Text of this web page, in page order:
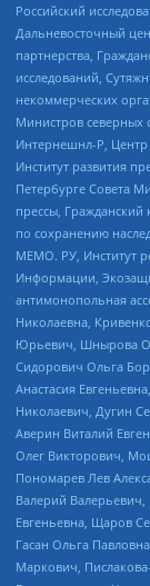
Российский
Дальневосточный
партнерства,
исследований,
некоммерческих
Министров северных
Интернешнл-Р,
Институт развития
Петербурге Совета
прессы,
по сохранению
МЕМО. РУ, Институт
Информации,
антимонопольная
Николаевна,
Юрьевич, Шнырова
Сидорович Ольга
Анастасия
Николаевич, Дугин
Аверин Виталий
Олег Викторович,
Пономарев Лев
Валерий
Евгеньевна, Щаров
Гасан Ольга
Маркович,